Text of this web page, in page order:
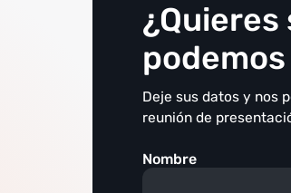
¿Quieres
Deje sus datos y nos
reunión de
Nombre